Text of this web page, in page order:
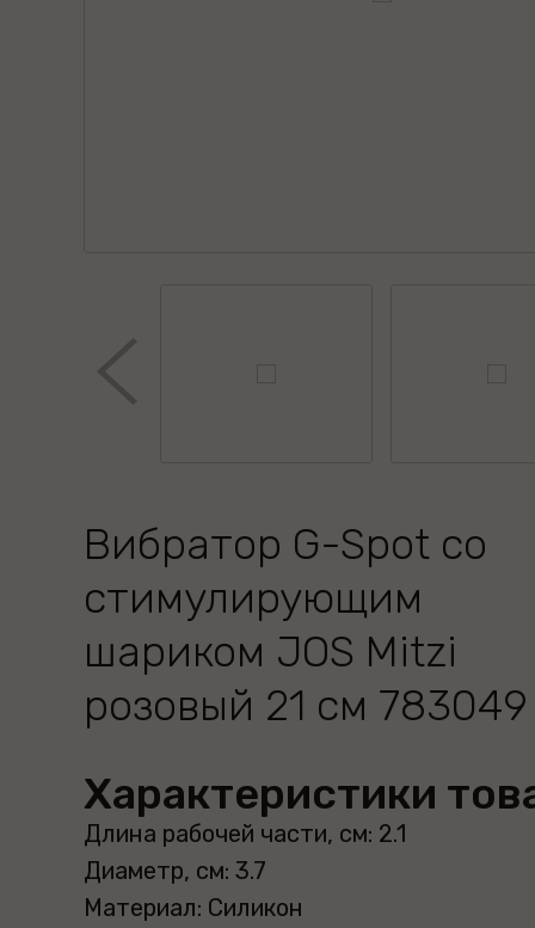
Вибратор G-Spot со
стимулирующим
шариком JOS Mitzi
розовый 21 см 783049
Характеристики
Длина рабочей части, см: 2.1
Диаметр, см: 3.7
Материал: Силикон